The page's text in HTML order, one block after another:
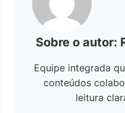
Sobre o autor:
Equipe integrada
conteúdos
leitura